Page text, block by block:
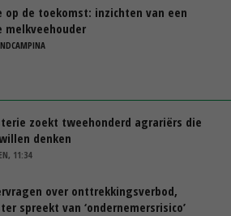
op de toekomst: inzichten van een
melkveehouder
zoekt tweehonderd agrariërs die
denken
11:34
over onttrekkingsverbod,
spreekt van ‘ondernemersrisico’